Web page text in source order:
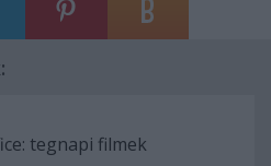
tegnapi filmek